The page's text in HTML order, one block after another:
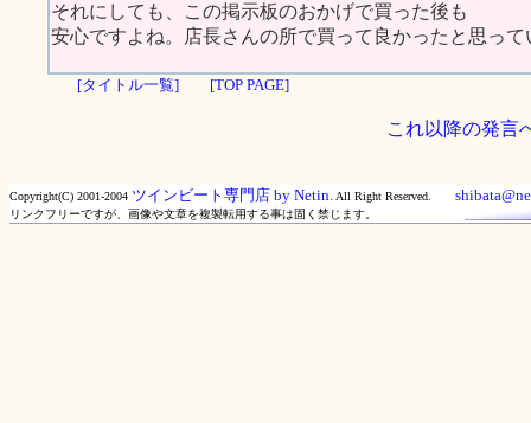
それにしても、この掲示板のおかげで買った後も
安心ですよね。店長さんの所で買って良かったと思っ
[タイトル一覧] [TOP PAGE]
これ以降の発言
Copyright(C) 2001-2004 ツインビート専門店 by Netin. All Right Reserved.
リンクフリーですが、画像や文章を複製転用する事は固く禁じます。